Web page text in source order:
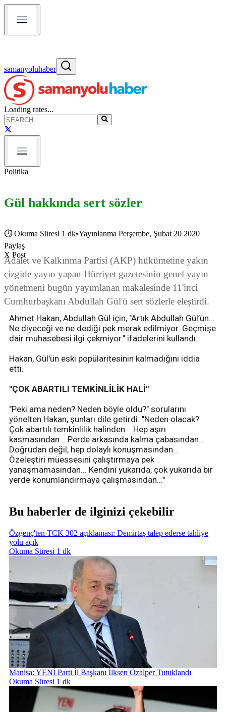
samanyoluhaber
Loading rates...
Politika
Gül hakkında sert sözler
⏱ Okuma Süresi 1 dk•Yayınlanma Perşembe, Şubat 20 2020
Paylaş
X Post
Adalet ve Kalkınma Partisi (AKP) hükümetine yakın
çizgide yayın yapan Hürriyet gazetesinin genel yayın
yönetmeni bugün yayımlanan makalesinde 11'inci
Cumhurbaşkanı Abdullah Gül'ü sert sözlerle eleştirdi.
Ahmet Hakan, Abdullah Gül için, "Artık Abdullah Gül’ün...
Ne diyeceği ve ne dediği pek merak edilmiyor. Geçmişe
dair muhasebesi ilgi çekmiyor." ifadelerini kullandı.
Hakan, Gül'ün eski popülaritesinin kalmadığını iddia
etti.
"ÇOK ABARTILI TEMKİNLİLİK HALİ"
"Peki ama neden? Neden böyle oldu?" sorularını
yönelten Hakan, şunları dile getirdi: "Neden olacak?
Çok abartılı temkinlilik halinden... Hep aşırı
kasmasından... Perde arkasında kalma çabasından...
Doğrudan değil, hep dolaylı konuşmasından...
Özeleştiri müessesini çalıştırmaya pek
yanaşmamasından... Kendini yukarıda, çok yukarıda bir
yerde konumlandırmaya çalışmasından..."
Bu haberler de ilginizi çekebilir
Özgenç'ten TCK 302 açıklaması: Demirtaş talep ederse tahliye
yolu açık
Okuma Süresi 1 dk
Manisa: YENİ Parti İl Başkanı İlksen Özalper Tutuklandı
Okuma Süresi 1 dk